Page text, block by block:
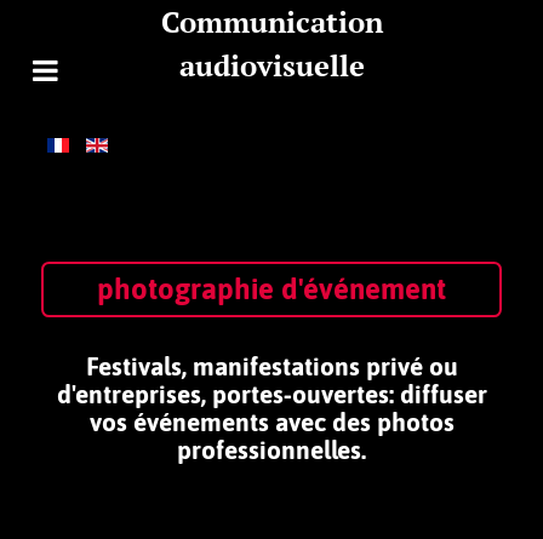
Communication
audiovisuelle
photographie d'événement
Festivals, manifestations privé ou
d'entreprises, portes-ouvertes: diffuser
vos événements avec des photos
professionnelles.